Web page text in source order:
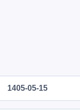
1405-05-15